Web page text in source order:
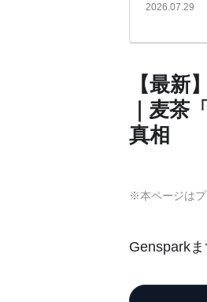
2026.07.29
【最
｜麦茶
真相
※本ページは
Genspark